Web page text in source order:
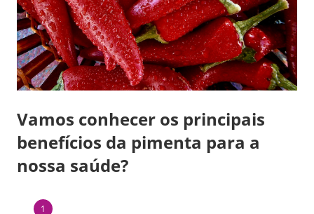
Vamos conhecer os principais
benefícios da pimenta para a
nossa saúde?